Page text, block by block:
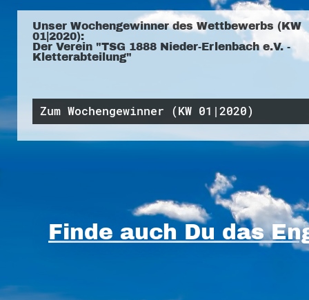
Unser Wochengewinner des Wettbewerbs (KW
01|2020):
Der Verein "TSG 1888 Nieder-Erlenbach e.V. -
Kletterabteilung"
Zum Wochengewinner (KW 01|2020)
Finde auch Du das